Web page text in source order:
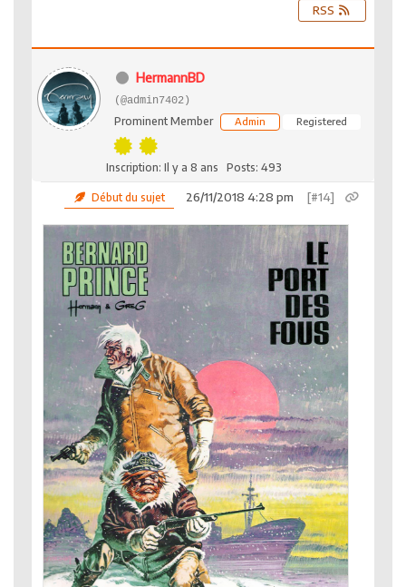
RSS
HermannBD
(@admin7402)
Prominent Member Admin Registered
Inscription: Il y a 8 ans Posts: 493
Début du sujet 26/11/2018 4:28 pm [#14]